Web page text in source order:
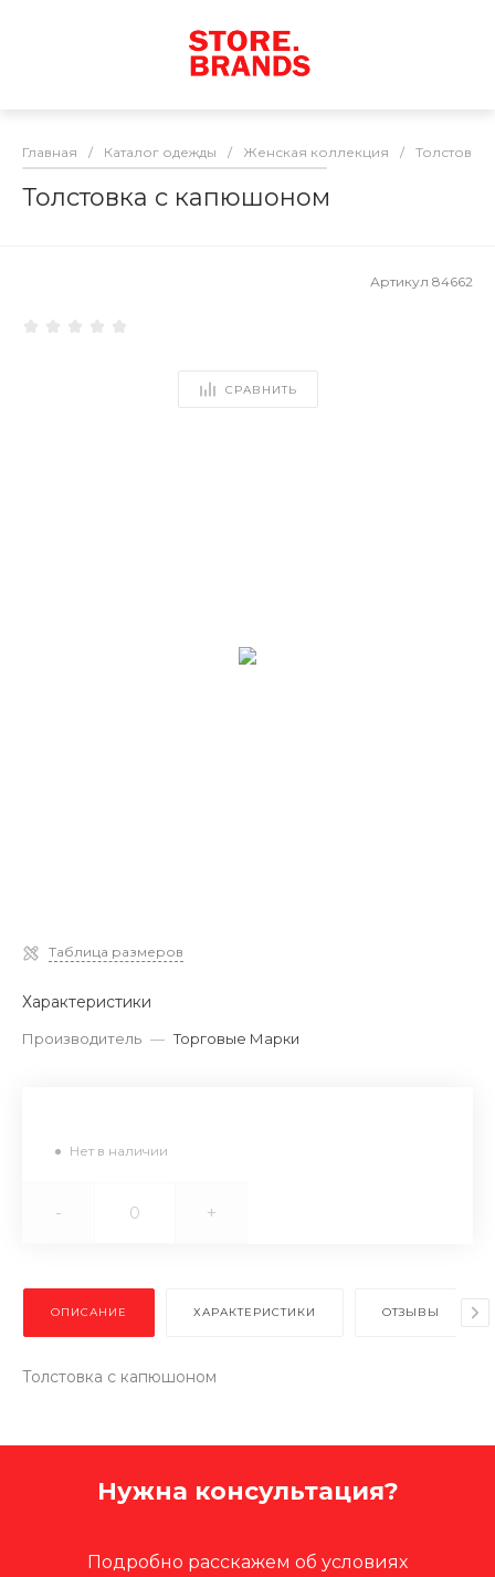
Главная / Каталог одежды / Женская коллекция / Толстовки
Толстовка с капюшоном
Артикул 84662
СРАВНИТЬ
Таблица размеров
Характеристики
Производитель — Торговые Марки
Нет в наличии
- +
ОПИСАНИЕ ХАРАКТЕРИСТИКИ ОТЗЫВЫ
Толстовка с капюшоном
Нужна консультация?
Подробно расскажем об условиях